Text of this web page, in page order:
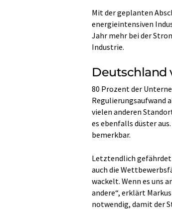
Mit der geplanten
energieintensiven
Jahr mehr bei der
Industrie.
Deutschland
80 Prozent der
Regulierungsaufwand
vielen anderen
es ebenfalls düster
bemerkbar.
Letztendlich
auch die
wackelt. Wenn es uns
andere“, erklärt
notwendig, damit der